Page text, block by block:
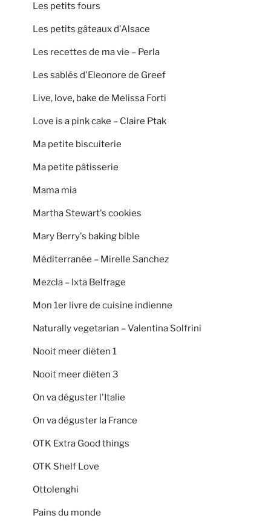
Les petits fours
Les petits gâteaux d'Alsace
Les recettes de ma vie – Perla
Les sablés d'Eleonore de Greef
Live, love, bake de Melissa Forti
Love is a pink cake – Claire Ptak
Ma petite biscuiterie
Ma petite pâtisserie
Mama mia
Martha Stewart's cookies
Mary Berry's baking bible
Méditerranée – Mirelle Sanchez
Mezcla – Ixta Belfrage
Mon 1er livre de cuisine indienne
Naturally vegetarian – Valentina Solfrini
Nooit meer diëten 1
Nooit meer diëten 3
On va déguster l'Italie
On va déguster la France
OTK Extra Good things
OTK Shelf Love
Ottolenghi
Pains du monde